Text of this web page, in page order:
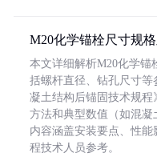
M20化学锚栓尺寸规
本文详细解析M20化学锚
括螺杆直径、钻孔尺寸
凝土结构后锚固技术规程
方法和典型数值（如混凝
内容涵盖安装要点、性
程技术人员参考。